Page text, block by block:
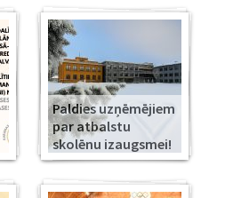
Paldies uzņēmējiem
par atbalstu
skolēnu izaugsmei!